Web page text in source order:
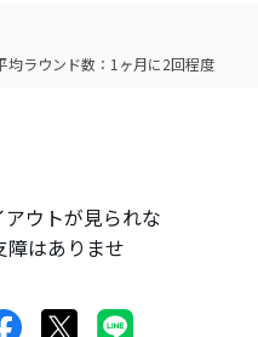
均ラウンド数：1ヶ月に2回程度
ウトが見られな
障はありませ